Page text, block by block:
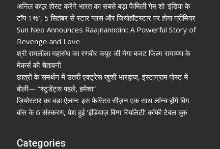
अनिल कपूर होस्ट करेंगे भारत का सबसे बड़ा फैमिली गेम शो ‘इंडिया के
टॉप 1%’, 5 सितंबर से स्टार प्लस और जियोहॉटस्टार पर होगा प्रीमियर
Sun Neo Announces Raajnanndini: A Powerful Story of
Revenge and Love
श्री रामलीला महासंघ का रणबीर कपूर की मेगा बजट फिल्म रामायण के
मेकर्स को चेतावनी
छात्रों के समर्थन में उतरीं एक्ट्रेस खुशी भारद्वाज, इंस्टाग्राम पोस्ट में
बोलीं— “स्टूडेंट्स पहले, हमेशा”
जियोस्टार का बड़ा ऐलान: इस फेस्टिव सीज़न एक साथ लॉन्च होंगे बिग
बॉस के 6 संस्करण, पेश हुई ‘इंडियाज़ बिग्ग रियलिटी’ कॉफी टेबल बुक
Categories